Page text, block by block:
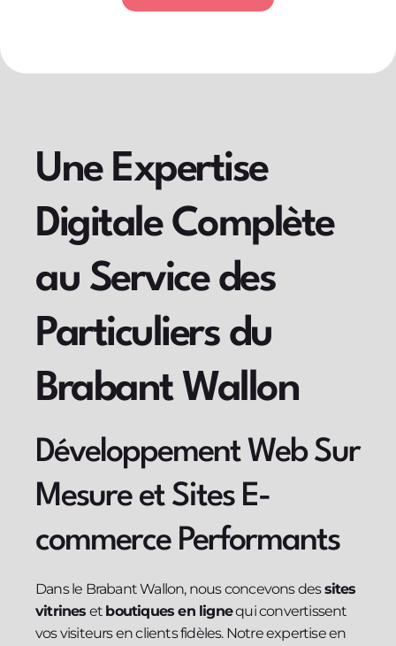
Une Expertise
Digitale Complète
au Service des
Particuliers du
Brabant Wallon
Développement Web Sur
Mesure et Sites E-
commerce Performants
Dans le Brabant Wallon, nous concevons dessites
vitrines et boutiques en lignequi convertissent
vos visiteurs en clients fidèles. Notre expertise en